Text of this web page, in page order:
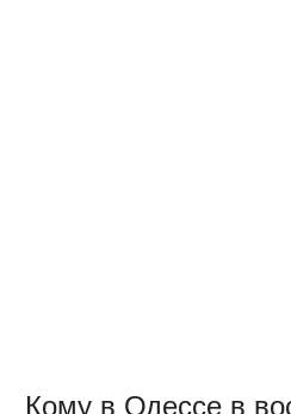
Кому в Одессе в